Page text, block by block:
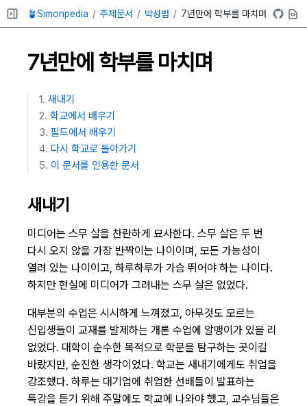
🪴Simonpedia 주제문서 박성범 7년만에 학부를 마치며
7년만에 학부를 마치며
새내기
학교에서 배우기
필드에서 배우기
다시 학교로 돌아가기
이 문서를 인용한 문서
새내기
미디어는 스무 살을 찬란하게 묘사한다. 스무 살은 두 번
다시 오지 않을 가장 반짝이는 나이이며, 모든 가능성이
열려 있는 나이이고, 하루하루가 가슴 뛰어야 하는 나이다.
하지만 현실에 미디어가 그려내는 스무 살은 없었다.
대부분의 수업은 시시하게 느껴졌고, 아무것도 모르는
신입생들이 교재를 발제하는 개론 수업에 알맹이가 있을 리
없었다. 대학이 순수한 목적으로 학문을 탐구하는 곳이길
바랐지만, 순진한 생각이었다. 학교는 새내기에게도 취업을
강조했다. 하루는 대기업에 취업한 선배들이 발표하는
특강을 듣기 위해 주말에도 학교에 나와야 했고, 교수님들은